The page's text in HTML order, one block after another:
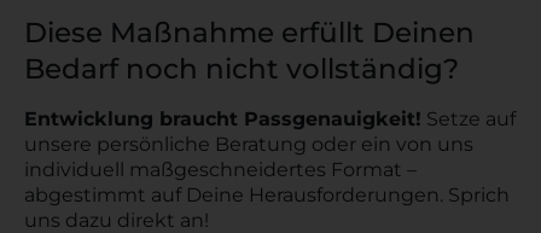
Diese Maßnahme erfüllt Deinen
Bedarf noch nicht vollständig?
Entwicklung braucht Passgenauigkeit! Setze auf
unsere persönliche Beratung oder ein von uns
individuell maßgeschneidertes Format –
abgestimmt auf Deine Herausforderungen. Sprich
uns dazu direkt an!